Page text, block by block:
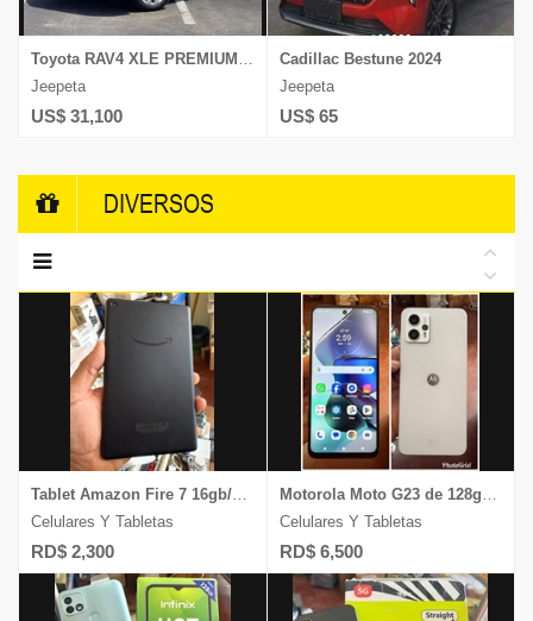
Toyota RAV4 XLE PREMIUM 2021
Jeepeta
US$ 31,100
Cadillac Bestune 2024
Jeepeta
US$ 65
DIVERSOS
Tablet Amazon Fire 7 16gb/2gb ram pantalla de 7 ̈ 1 mes de garantia
Celulares Y Tabletas
RD$ 2,300
Motorola Moto G23 de 128gb y 4gb ram carga 1Mes de Garantia
Celulares Y Tabletas
RD$ 6,500